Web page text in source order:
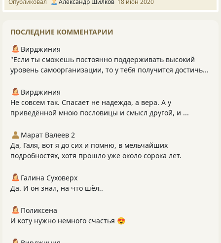
Опубликовал Александр Шилков 18 июн 2020
ПОСЛЕДНИЕ КОММЕНТАРИИ
Вирджиния
"Если ты сможешь постоянно поддерживать высокий
уровень самоорганизации, то у тебя получится достичь...
Вирджиния
Не совсем так. Спасает не надежда, а вера. А у
приведённой мною пословицы и смысл другой, и ...
Марат Валеев 2
Да, Галя, вот я до сих и помню, в мельчайших
подробностях, хотя прошло уже около сорока лет.
Галина Суховерх
Да. И он знал, на что шёл..
Поликсена
И коту нужно немного счастья 😍